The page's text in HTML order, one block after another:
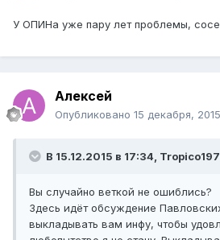
У ОПИНа уже пару лет проблемы,
Алексей
Опубликовано 15 декабря, 2015
В 15.12.2015 в 17:34,
Вы случайно веткой не ошиблись?
Здесь идёт обсуждение
выкладывать вам инфу, чтобы